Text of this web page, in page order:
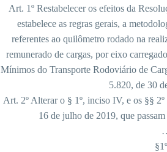
Art. 1º Restabelecer os efeitos da
estabelece as regras gerais, a
referentes ao quilômetro rodado na
remunerado de cargas, por eixo
Mínimos do Transporte Rodoviário de
5.820, de 30
Art. 2º Alterar o § 1º, inciso IV, e os §§
16 de julho de 2019, que